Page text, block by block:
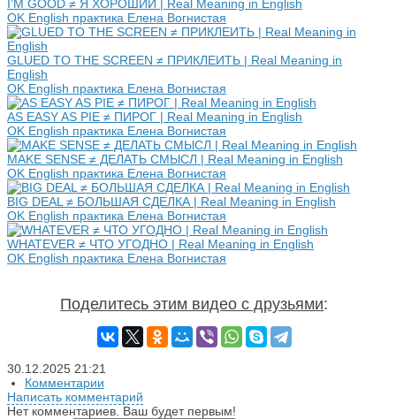
I’M GOOD ≠ Я ХОРОШИЙ | Real Meaning in English
OK English практика Елена Вогнистая
GLUED TO THE SCREEN ≠ ПРИКЛЕИТЬ | Real Meaning in
English
OK English практика Елена Вогнистая
AS EASY AS PIE ≠ ПИРОГ | Real Meaning in English
OK English практика Елена Вогнистая
MAKE SENSE ≠ ДЕЛАТЬ СМЫСЛ | Real Meaning in English
OK English практика Елена Вогнистая
BIG DEAL ≠ БОЛЬШАЯ СДЕЛКА | Real Meaning in English
OK English практика Елена Вогнистая
WHATEVER ≠ ЧТО УГОДНО | Real Meaning in English
OK English практика Елена Вогнистая
Поделитесь этим видео с друзьями:
30.12.2025 21:21
Комментарии
Написать комментарий
Нет комментариев. Ваш будет первым!